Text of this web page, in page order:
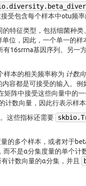
受包含每个样本中otu频率
特征类型，包括细菌种
位，因此，一个单一的
16srrna基因序列。另一
样本的相关频率称为 计数
容都是可接受的输入。
阵中接受这些向量中的
计数向量，因此行表示样本
这些指标还需要
的多个样本，或者对于
不是α分集度量的单个计
计数向量的α分集，并且